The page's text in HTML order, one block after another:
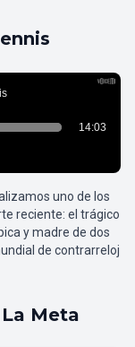
uno de los
reciente: el trágico
y madre de dos
de contrarreloj
Meta